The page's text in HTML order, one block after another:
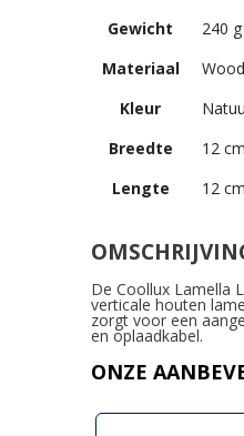
Gewicht
240 g
Materiaal
Wood
Kleur
Breedte
12 cm
Lengte
12 cm
De Coollux Lamella
verticale houten
zorgt voor een
en oplaadkabel.
ONZE